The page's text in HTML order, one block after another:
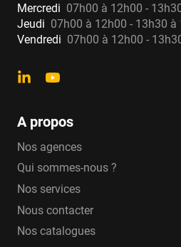
Mercredi 07h00 à 12h00 -
Jeudi 07h00 à 12h00 - 13h30 à
Vendredi 07h00 à 12h00 -
A propos
Nos agences
Qui sommes-nous ?
Nos services
Nous contacter
Nos catalogues